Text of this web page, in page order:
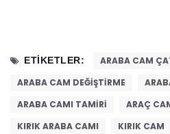
ETIKETLER:
ARABA CAM
ARABA CAM DEĞIŞTIRME
ARABA CAMI TAMIRI
ARAÇ
KIRIK ARABA CAMI
KIRIK CAM